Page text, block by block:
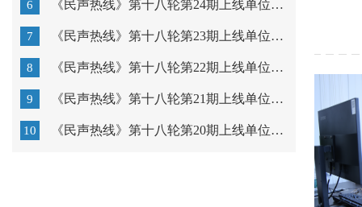
6 《民声热线》第十八轮第24期上线单位：市疾病预防控制中...
7 《民声热线》第十八轮第23期上线单位：粤东技师学院、汕...
8 《民声热线》第十八轮第22期上线单位：汕头市教育局
9 《民声热线》第十八轮第21期上线单位：广东以色列理工学...
10 《民声热线》第十八轮第20期上线单位：汕头市中心医院